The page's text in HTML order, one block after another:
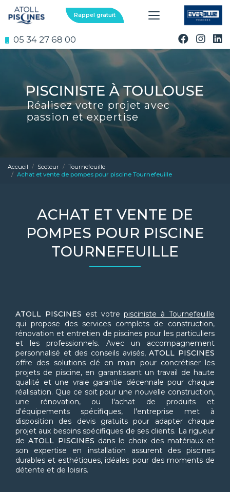
au
contenu
05 34 27 68 00
Rappel gratuit
Réalisez votre projet avec
passion et expertise
Accueil Secteur
Tournefeuille
Achat et vente de pompes pour piscine Tournefeuille
ACHAT ET VENTE DE
POMPES POUR PISCINE
TOURNEFEUILLE
ATOLL PISCINES est votrepisciniste à Tournefeuille
qui propose des services complets de construction,
rénovation et entretien de piscines pour les particuliers
et les professionnels. Avec un accompagnement
personnalisé et des conseils avisés,ATOLL PISCINES
offre des solutions clé en main pour concrétiser les
projets de piscine, en garantissant un travail de haute
qualité et une vraie garantie décennale pour chaque
réalisation. Que ce soit pour une nouvelle construction,
une rénovation, ou l'achat de produits et
d'équipements spécifiques, l'entreprise met à
disposition des devis gratuits pour adapter chaque
projet aux besoins spécifiques de ses clients. La rigueur
deATOLL PISCINES dans le choix des matériaux et
son expertise en installation assurent des piscines
durables et esthétiques, idéales pour des moments de
détente et de loisirs.